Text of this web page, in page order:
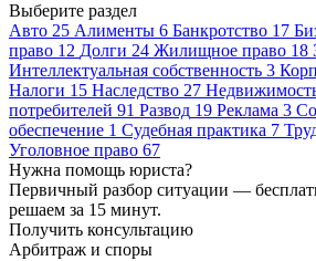
Выберите раздел
Авто 25 Алименты 6 Банкротство 17
право 12 Долги 24 Жилищное право 18
Интеллектуальная собственность 3
Налоги 15 Наследство 27
потребителей 91 Развод 19 Реклама 3
обеспечение 1 Судебная практика 7
Уголовное право 67
Нужна помощь юриста?
Первичный разбор ситуации —
решаем за 15 минут.
Получить консультацию
Арбитраж и споры